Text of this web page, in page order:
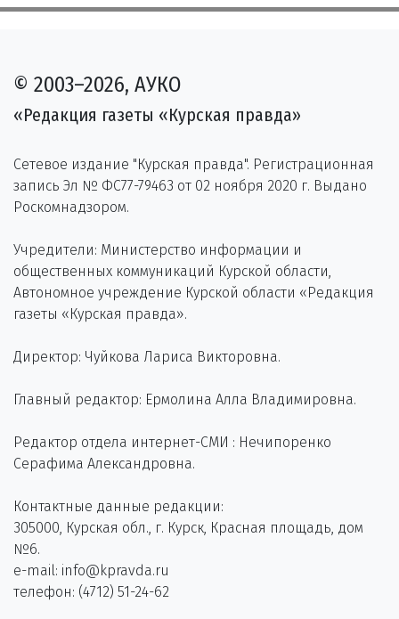
© 2003–2026, АУКО
«Редакция газеты «Курская правда»
Сетевое издание "Курская правда". Регистрационная
запись Эл № ФС77-79463 от 02 ноября 2020 г. Выдано
Роскомнадзором.
Учредители: Министерство информации и
общественных коммуникаций Курской области,
Автономное учреждение Курской области «Редакция
газеты «Курская правда».
Директор: Чуйкова Лариса Викторовна.
Главный редактор: Ермолина Алла Владимировна.
Редактор отдела интернет-СМИ : Нечипоренко
Серафима Александровна.
Контактные данные редакции:
305000, Курская обл., г. Курск, Красная площадь, дом
№6.
e-mail: info@kpravda.ru
телефон: (4712) 51-24-62